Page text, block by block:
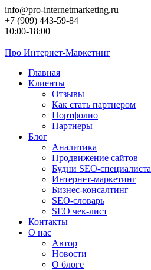
Перейти
к
контенту
info@pro-internetmarketing.ru
+7 (909) 443-59-84
10:00-18:00
Про Интернет-Маркетинг
Главная
Клиенты
Отзывы
Как стать партнером
Портфолио
Партнеры
Блог
Аналитика
Продвижение сайтов
Будни SEO-специалиста
Интернет-маркетинг
Бизнес-консалтинг
SEO-словарь
SEO чек-лист
Контакты
О нас
Автор
Новости
О блоге